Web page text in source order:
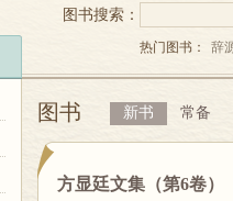
图书搜索：
热门图书： 辞
图书 新书 常备
方显廷文集（第6卷）